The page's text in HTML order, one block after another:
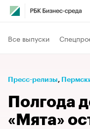
Все выпуски
Пресс-релизы⁠,
Полгода
«Мята»